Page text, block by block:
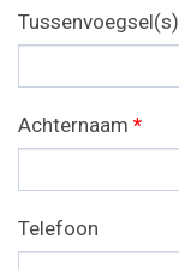
Tussenvoegsel(s)
Achternaam *
Telefoon